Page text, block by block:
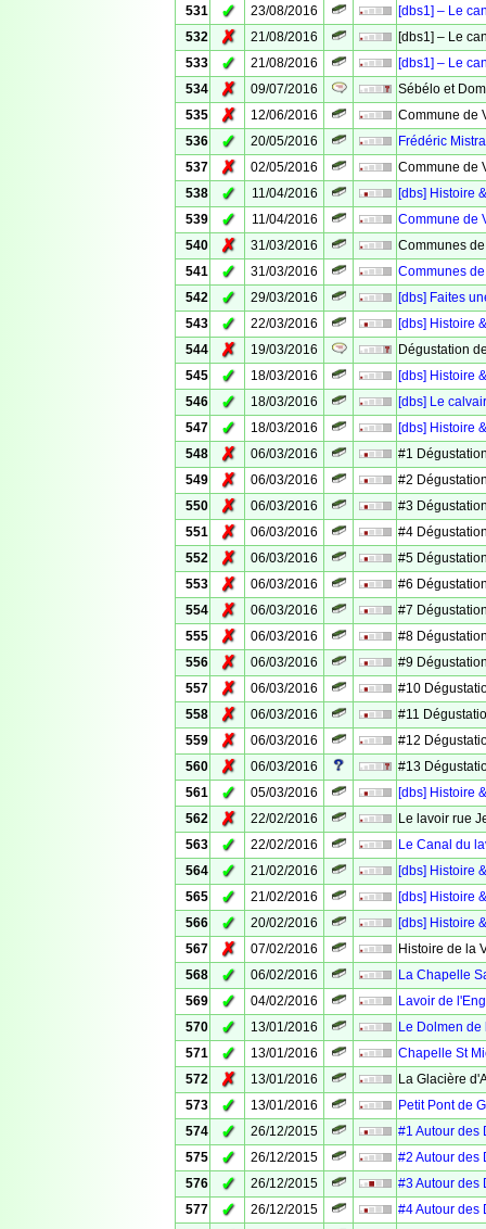
531
✓ 23/08/2016
[dbs1] – Le
532
✗ 21/08/2016
[dbs1] – Le
533
✓ 21/08/2016
[dbs1] – Le
534
✗ 09/07/2016
Sébélo et
535
✗ 12/06/2016
Commune de
536
✓ 20/05/2016
Frédéric
537
✗ 02/05/2016
Commune de
538
✓ 11/04/2016
[dbs] Histoire
539
✓ 11/04/2016
Commune de
540
✗ 31/03/2016
Communes
541
✓ 31/03/2016
Communes
542
✓ 29/03/2016
[dbs] Faites
543
✓ 22/03/2016
[dbs] Histoire
544
✗ 19/03/2016
Dégustation
545
✓ 18/03/2016
[dbs] Histoire
546
✓ 18/03/2016
[dbs] Le
547
✓ 18/03/2016
[dbs] Histoire
548
✗ 06/03/2016
#1
549
✗ 06/03/2016
#2
550
✗ 06/03/2016
#3
551
✗ 06/03/2016
#4
552
✗ 06/03/2016
#5
553
✗ 06/03/2016
#6
554
✗ 06/03/2016
#7
555
✗ 06/03/2016
#8
556
✗ 06/03/2016
#9
557
✗ 06/03/2016
#10
558
✗ 06/03/2016
#11
559
✗ 06/03/2016
#12
560
✗ 06/03/2016
#13
561
✓ 05/03/2016
[dbs] Histoire
562
✗ 22/02/2016
Le lavoir rue
563
✓ 22/02/2016
Le Canal du
564
✓ 21/02/2016
[dbs] Histoire
565
✓ 21/02/2016
[dbs] Histoire
566
✓ 20/02/2016
[dbs] Histoire
567
✗ 07/02/2016
Histoire de la
568
✓ 06/02/2016
La Chapelle
569
✓ 04/02/2016
Lavoir de
570
✓ 13/01/2016
Le Dolmen de
571
✓ 13/01/2016
Chapelle St
572
✗ 13/01/2016
La Glacière
573
✓ 13/01/2016
Petit Pont de
574
✓ 26/12/2015
#1 Autour des
575
✓ 26/12/2015
#2 Autour des
576
✓ 26/12/2015
#3 Autour des
577
✓ 26/12/2015
#4 Autour des